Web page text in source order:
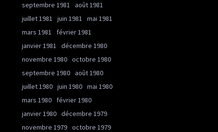
septembre 1981
août 1981
juillet 1981
juin 1981
mai 1981
mars 1981
février 1981
janvier 1981
décembre 1980
novembre 1980 octobre 1980
septembre 1980 août 1980
juillet 1980 juin 1980 mai 1980
mars 1980
février 1980
janvier 1980 décembre 1979
novembre 1979 octobre 1979